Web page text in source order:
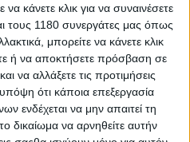
κάνετε κλικ για να συναινέσετε
τους 1180 συνεργάτες μας όπως
μπορείτε να κάνετε κλικ
ή να αποκτήσετε πρόσβαση σε
να αλλάξετε τις προτιμήσεις
ότι κάποια επεξεργασία
ενδέχεται να μην απαιτεί τη
δικαίωμα να αρνηθείτε αυτήν